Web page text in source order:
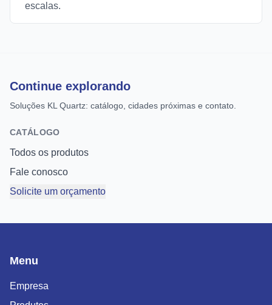
escalas.
Continue explorando
Soluções KL Quartz: catálogo, cidades próximas e contato.
CATÁLOGO
Todos os produtos
Fale conosco
Solicite um orçamento
Menu
Empresa